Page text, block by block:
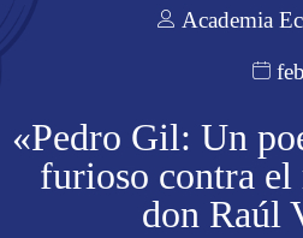
Academia
«Pedro Gil: Un
furioso contra
don Raúl